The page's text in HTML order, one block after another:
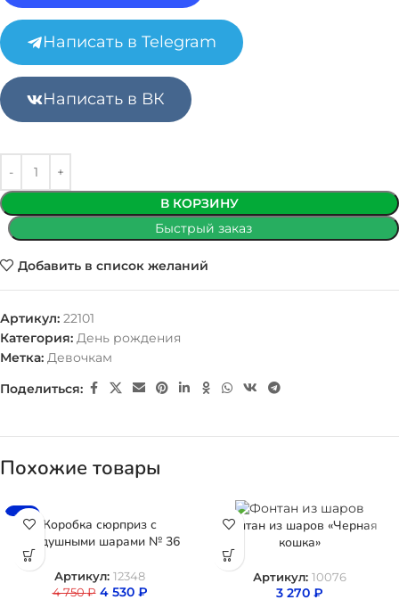
Написать в Telegram
Написать в ВК
В КОРЗИНУ
Быстрый заказ
Добавить в список желаний
Артикул: 22101
Категория: День рождения
Метка: Девочкам
Поделиться:
Похожие товары
-5%
Коробка сюрприз с
воздушными шарами № 36
Артикул: 12348
4 750₽ 4 530 ₽
Фонтан из шаров «Черная
кошка»
Артикул: 10076
3 270 ₽